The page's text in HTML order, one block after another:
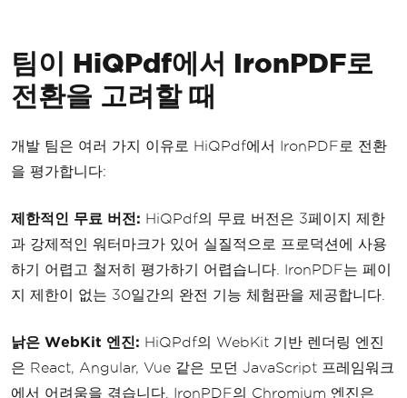
팀이 HiQPdf에서 IronPDF로
전환을 고려할 때
개발 팀은 여러 가지 이유로 HiQPdf에서 IronPDF로 전환
을 평가합니다:
제한적인 무료 버전: HiQPdf의 무료 버전은 3페이지 제한
과 강제적인 워터마크가 있어 실질적으로 프로덕션에 사용
하기 어렵고 철저히 평가하기 어렵습니다. IronPDF는 페이
지 제한이 없는 30일간의 완전 기능 체험판을 제공합니다.
낡은 WebKit 엔진: HiQPdf의 WebKit 기반 렌더링 엔진
은 React, Angular, Vue 같은 모던 JavaScript 프레임워크
에서 어려움을 겪습니다. IronPDF의 Chromium 엔진은